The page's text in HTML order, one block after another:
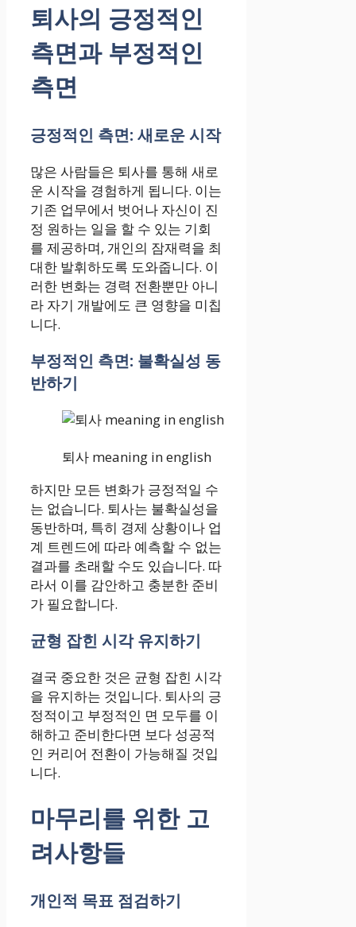
퇴사의 긍정적인
측면과 부정적인
측면
긍정적인 측면: 새로운 시작
많은 사람들은 퇴사를 통해 새로
운 시작을 경험하게 됩니다. 이는
기존 업무에서 벗어나 자신이 진
정 원하는 일을 할 수 있는 기회
를 제공하며, 개인의 잠재력을 최
대한 발휘하도록 도와줍니다. 이
러한 변화는 경력 전환뿐만 아니
라 자기 개발에도 큰 영향을 미칩
니다.
부정적인 측면: 불확실성 동
반하기
퇴사 meaning in english
하지만 모든 변화가 긍정적일 수
는 없습니다. 퇴사는 불확실성을
동반하며, 특히 경제 상황이나 업
계 트렌드에 따라 예측할 수 없는
결과를 초래할 수도 있습니다. 따
라서 이를 감안하고 충분한 준비
가 필요합니다.
균형 잡힌 시각 유지하기
결국 중요한 것은 균형 잡힌 시각
을 유지하는 것입니다. 퇴사의 긍
정적이고 부정적인 면 모두를 이
해하고 준비한다면 보다 성공적
인 커리어 전환이 가능해질 것입
니다.
마무리를 위한 고
려사항들
개인적 목표 점검하기